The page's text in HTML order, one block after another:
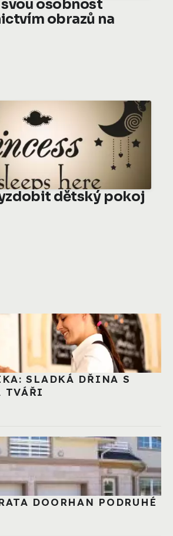
osobnost
obrazů na
dětský pokoj
SLADKÁ DŘINA S
TVÁŘI
DOORHAN PODRUHÉ